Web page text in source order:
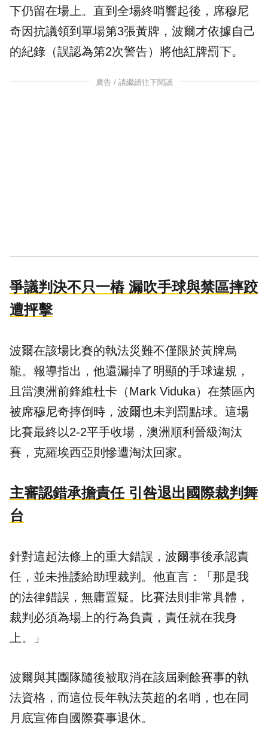
下仍留在場上。直到全場終哨響起後，席穆尼
奇因抗議領到單場第3張黃牌，波爾才依據自己
的紀錄（誤認為第2次警告）將他紅牌罰下。
廣告 / 請繼續往下閱讀
爭議判決不只一樁 漏吹手球與禁區摔跤
遭抨擊
波爾在該場比賽的執法災難不僅限於黃牌烏
龍。報導指出，他還漏掉了明顯的手球違規，
且當澳洲前鋒維杜卡（Mark Viduka）在禁區內
被席穆尼奇摔倒時，波爾也未判罰點球。這場
比賽最終以2-2平手收場，澳洲順利晉級淘汰
賽，克羅埃西亞則慘遭淘汰回家。
主審認錯承擔責任 引咎退出國際裁判舞
台
針對這起法條上的重大錯誤，波爾事後承認責
任，並未推諉給助理裁判。他直言：「那是我
的法律錯誤，無庸置疑。比賽法則非常具體，
裁判必須為場上的行為負責，責任就在我身
上。」
波爾與其團隊隨後被取消在該屆剩餘賽事的執
法資格，而這位長年執法英超的名哨，也在同
月底宣佈自國際賽事退休。